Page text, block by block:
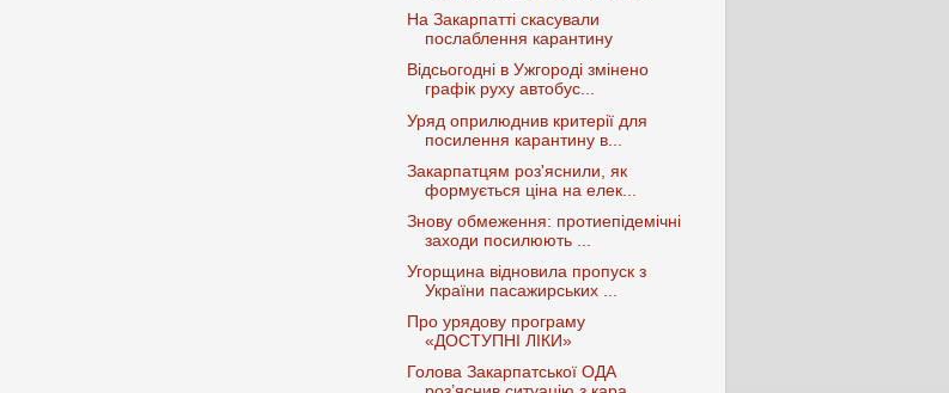
На Закарпатті скасували
послаблення карантину
Відсьогодні в Ужгороді змінено
графік руху автобус...
Уряд оприлюднив критерії для
посилення карантину в...
Закарпатцям роз'яснили, як
формується ціна на елек...
Знову обмеження: протиепідемічні
заходи посилюють ...
Угорщина відновила пропуск з
України пасажирських ...
Про урядову програму
«ДОСТУПНІ ЛІКИ»
Голова Закарпатської ОДА